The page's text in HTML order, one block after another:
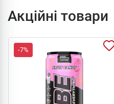
Акційні товари
-7%